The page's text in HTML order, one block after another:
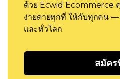
ด้วย Ecwid Ecommerce
ง่ายดายทุกที่ ให้กับทุกคน —
และทั่วโลก
สมัคร